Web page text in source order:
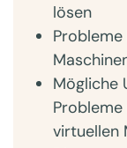
lösen
Mögliche
virtuellen